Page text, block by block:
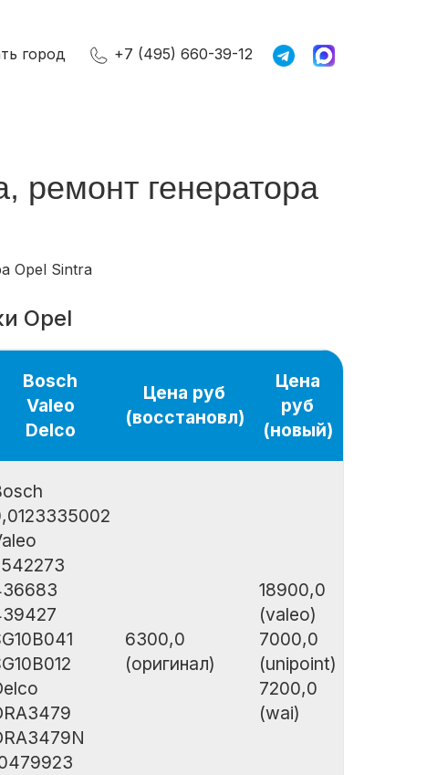
город +7 (495) 660-39-12
ремонт генератора
Opel Sintra
Opel
Bosch
Valeo
Delco
Цена руб
(восстановл)
Цена
руб
(новый)
6300,0
(оригинал)
18900,0
(valeo)
7000,0
(unipoint)
7200,0
(wai)